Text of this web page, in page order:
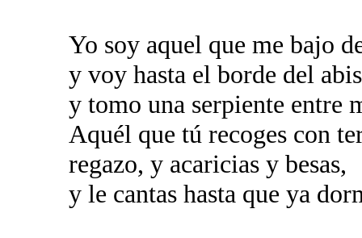
Yo soy aquel que me bajo
y voy hasta el borde del
y tomo una serpiente entre
Aquél que tú recoges con
regazo, y acaricias y besas,
y le cantas hasta que ya